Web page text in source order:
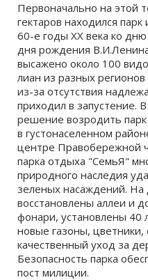
Первоначально на этой
гектаров находился
60-е годы XX века ко
дня рождения
высажено около 100
лиан из разных регионов
из-за отсутствия
приходил в запустение.
решение возродить
в густонаселенном
центре Правобережной
парка отдыха "СемьЯ"
природного наследия
зеленых насаждений.
восстановлены аллеи и
фонари, установлены 40
новые газоны,
качественный уход за
Безопасность парка
пост милиции.